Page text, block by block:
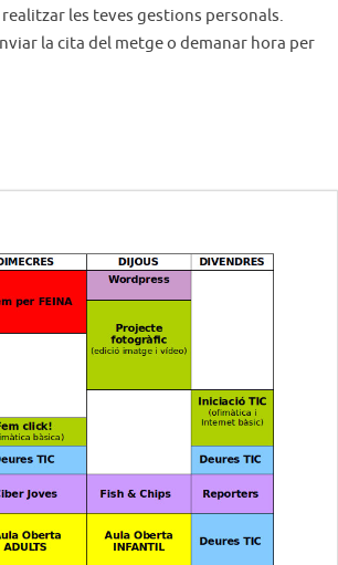
les teves gestions personals.
la cita del metge o demanar hora per